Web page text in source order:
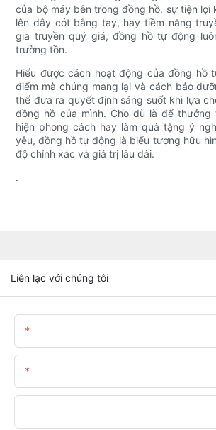
của bộ máy bên trong đồng hồ, sự tiện lợi
lên dây cót bằng tay, hay tiềm năng
gia truyền quý giá, đồng hồ tự động
trường tồn.
Hiểu được cách hoạt động của đồng hồ
điểm mà chúng mang lại và cách bảo
thể đưa ra quyết định sáng suốt khi lựa
đồng hồ của mình. Cho dù là để
hiện phong cách hay làm quà tặng ý
yêu, đồng hồ tự động là biểu tượng hữu
độ chính xác và giá trị lâu dài.
.
Liên lạc với chúng tôi